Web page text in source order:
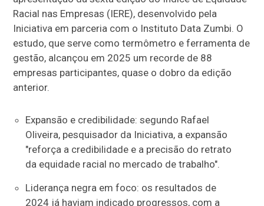
Racial nas Empresas (IERE), desenvolvido pela
Iniciativa em parceria com o Instituto Data Zumbi. O
estudo, que serve como termômetro e ferramenta de
gestão, alcançou em 2025 um recorde de 88
empresas participantes, quase o dobro da edição
anterior.
Expansão e credibilidade: segundo Rafael
Oliveira, pesquisador da Iniciativa, a expansão
"reforça a credibilidade e a precisão do retrato
da equidade racial no mercado de trabalho".
Liderança negra em foco: os resultados de
2024 já haviam indicado progressos, com a